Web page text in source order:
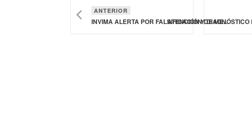
ANTERIOR
INVIMA ALERTA POR FALSIFICACIÓN DE MEDICAMENTO PARA SÍNTOMAS PARA LA GRIPE